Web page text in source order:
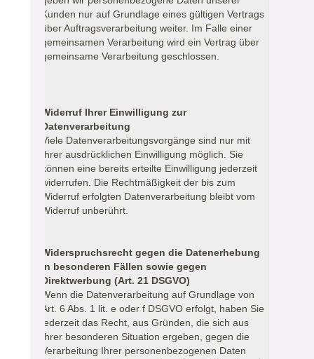
Kunden nur auf Grundlage eines gültigen Vertrags
über Auftragsverarbeitung weiter. Im Falle einer
gemeinsamen Verarbeitung wird ein Vertrag über
gemeinsame Verarbeitung geschlossen.
Widerruf Ihrer Einwilligung zur
Datenverarbeitung
Viele Datenverarbeitungsvorgänge sind nur mit
Ihrer ausdrücklichen Einwilligung möglich. Sie
können eine bereits erteilte Einwilligung jederzeit
widerrufen. Die Rechtmäßigkeit der bis zum
Widerruf erfolgten Datenverarbeitung bleibt vom
Widerruf unberührt.
Widerspruchsrecht gegen die Datenerhebung
in besonderen Fällen sowie gegen
Direktwerbung (Art. 21 DSGVO)
Wenn die Datenverarbeitung auf Grundlage von
Art. 6 Abs. 1 lit. e oder f DSGVO erfolgt, haben Sie
jederzeit das Recht, aus Gründen, die sich aus
Ihrer besonderen Situation ergeben, gegen die
Verarbeitung Ihrer personenbezogenen Daten